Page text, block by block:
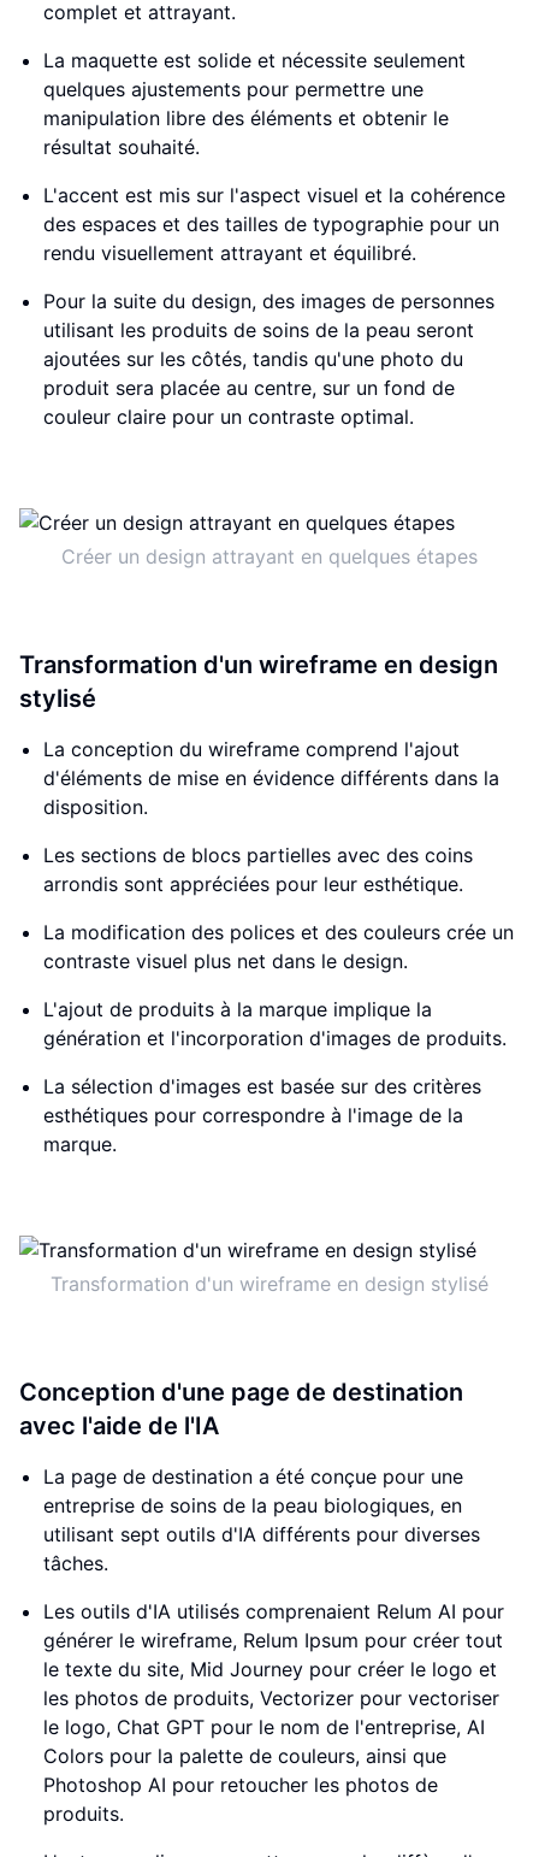
complet et attrayant.
La maquette est solide et nécessite seulement
quelques ajustements pour permettre une
manipulation libre des éléments et obtenir le
résultat souhaité.
L'accent est mis sur l'aspect visuel et la cohérence
des espaces et des tailles de typographie pour un
rendu visuellement attrayant et équilibré.
Pour la suite du design, des images de personnes
utilisant les produits de soins de la peau seront
ajoutées sur les côtés, tandis qu'une photo du
produit sera placée au centre, sur un fond de
couleur claire pour un contraste optimal.
Créer un design attrayant en quelques étapes
Transformation d'un wireframe en design
stylisé
La conception du wireframe comprend l'ajout
d'éléments de mise en évidence différents dans la
disposition.
Les sections de blocs partielles avec des coins
arrondis sont appréciées pour leur esthétique.
La modification des polices et des couleurs crée un
contraste visuel plus net dans le design.
L'ajout de produits à la marque implique la
génération et l'incorporation d'images de produits.
La sélection d'images est basée sur des critères
esthétiques pour correspondre à l'image de la
marque.
Transformation d'un wireframe en design stylisé
Conception d'une page de destination
avec l'aide de l'IA
La page de destination a été conçue pour une
entreprise de soins de la peau biologiques, en
utilisant sept outils d'IA différents pour diverses
tâches.
Les outils d'IA utilisés comprenaient Relum AI pour
générer le wireframe, Relum Ipsum pour créer tout
le texte du site, Mid Journey pour créer le logo et
les photos de produits, Vectorizer pour vectoriser
le logo, Chat GPT pour le nom de l'entreprise, AI
Colors pour la palette de couleurs, ainsi que
Photoshop AI pour retoucher les photos de
produits.